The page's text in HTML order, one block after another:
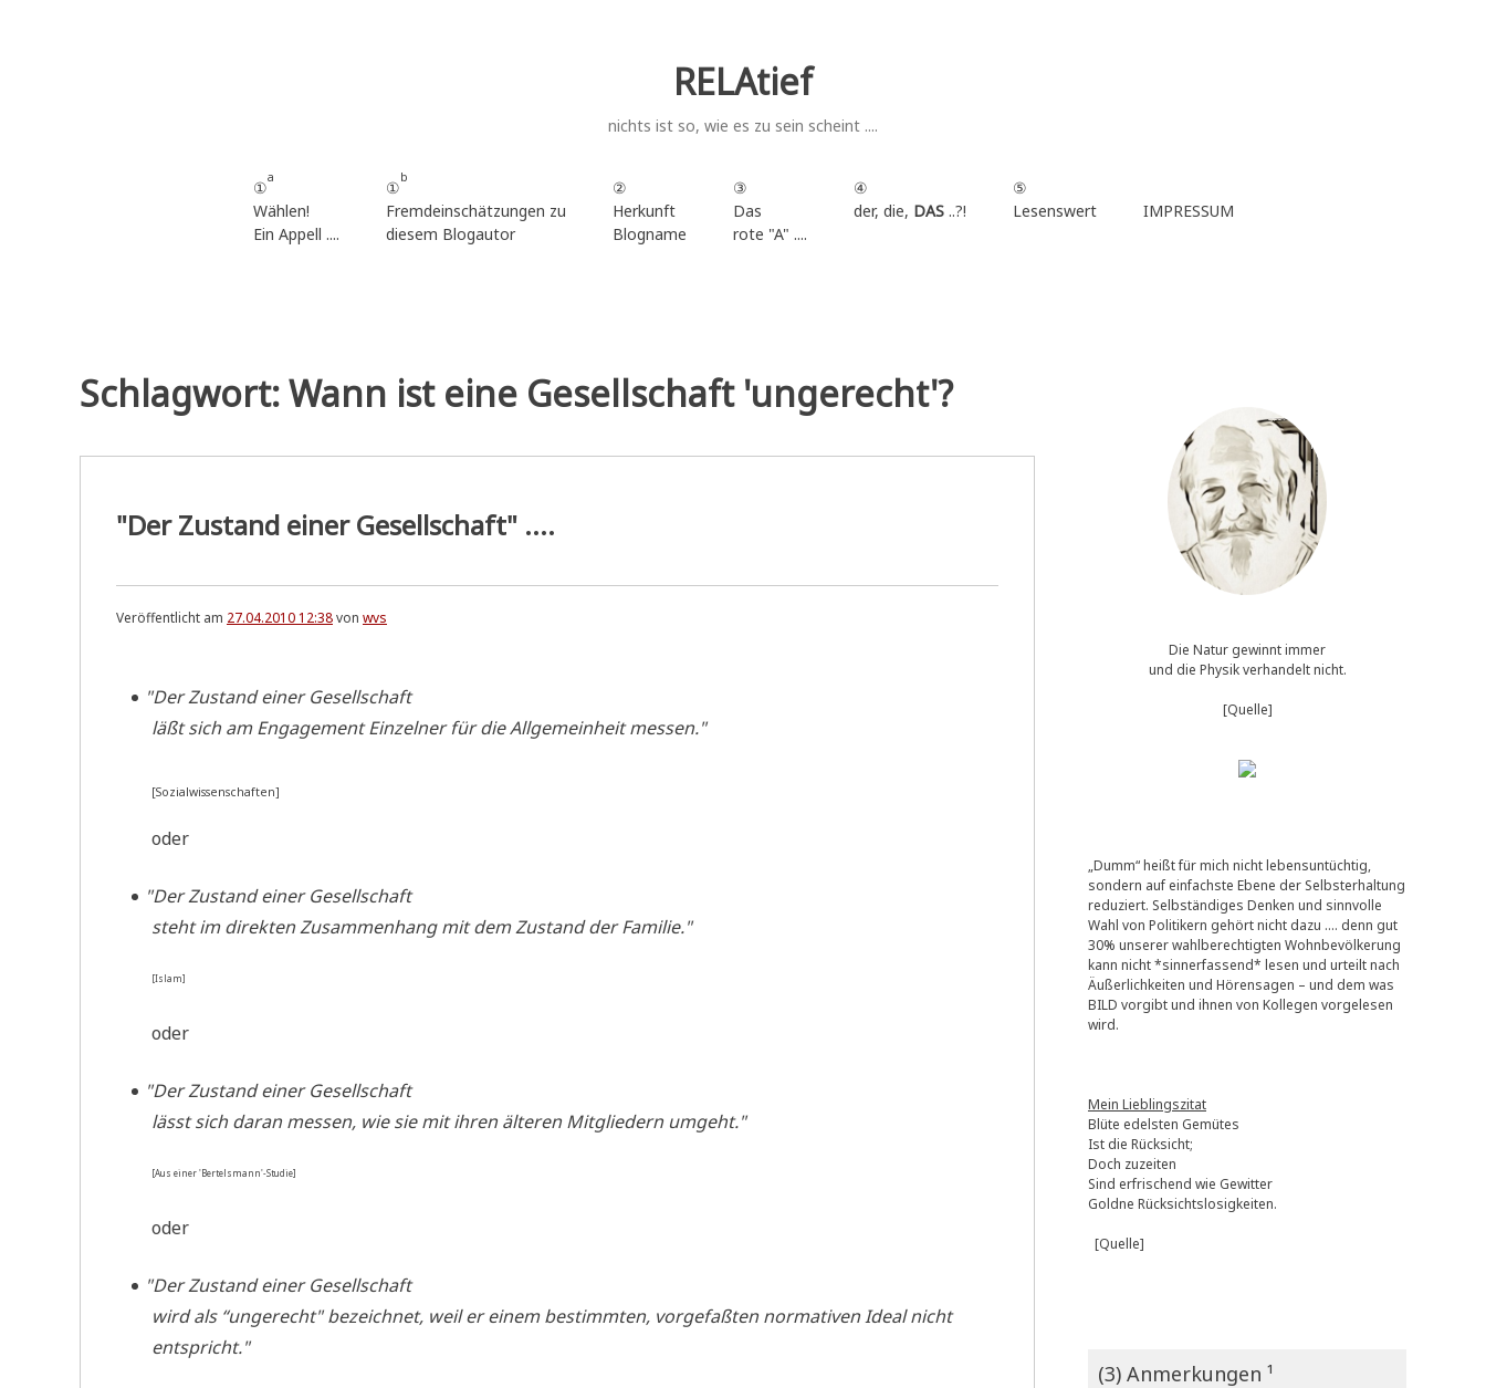
RELAtief
nichts ist so, wie es zu sein scheint ....
①
a
Wählen!
Ein Appell ....
①
b
Fremdeinschätzungen zu
diesem Blogautor
②
Herkunft
Blogname
③
Das
rote "A" ....
④
der, die, DAS..?!
⑤
Lesenswert
IMPRESSUM
Schlagwort:Wann ist eine Gesellschaft 'ungerecht'?
"Der Zustand einer Gesellschaft" ....
Veröffentlicht am 27.04.2010 12:38von wvs
"Der Zustand einer Gesell­schaft
läßt sich am Enga­ge­ment Ein­zel­ner für die All­ge­mein­heit messen."
[Sozi­al­wis­sen­schaf­ten]
oder
"Der Zustand einer Gesell­schaft
steht im direk­ten Zusam­men­hang mit dem Zustand der Familie."
[Islam]
oder
"Der Zustand einer Gesell­schaft
lässt sich dar­an mes­sen, wie sie mit ihren älte­ren Mit­glie­dern umgeht."
[Aus einer 'Bertelsmann'-Studie]
oder
"Der Zustand einer Gesell­schaft
wird als “unge­recht" bezeich­net, weil er einem bestimm­ten, vor­ge­faß­ten nor­ma­ti­ven Ide­al nicht
entspricht."
Die Natur gewinnt immer
und die Physik verhandelt nicht.
[Quelle]
„Dumm“ heißt für mich nicht lebensuntüchtig,
sondern auf einfachste Ebene der Selbsterhaltung
reduziert. Selbständiges Denken und sinnvolle
Wahl von Politikern gehört nicht dazu …. denn gut
30% unserer wahlberechtigten Wohnbevölkerung
kann nicht *sinnerfassend* lesen und urteilt nach
Äußerlichkeiten und Hörensagen – und dem was
BILD vorgibt und ihnen von Kollegen vorgelesen
wird.
Mein Lieblingszitat
Blüte edelsten Gemütes
Ist die Rücksicht;
Doch zuzeiten
Sind erfrischend wie Gewitter
Goldne Rücksichtslosigkeiten.
[Quelle]
(3) Anmerkungen ¹